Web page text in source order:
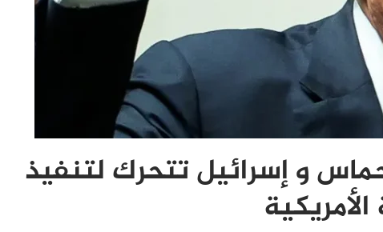
و إسرائيل تتحرك لتنفيذ